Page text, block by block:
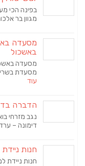
בפינה הכי
מגוון בר
מסעדה
באשכול
מסעדה
מסעדת
עוד
הדברה
נגב מזרחי
דימונה –
חנות
חנות ניידת